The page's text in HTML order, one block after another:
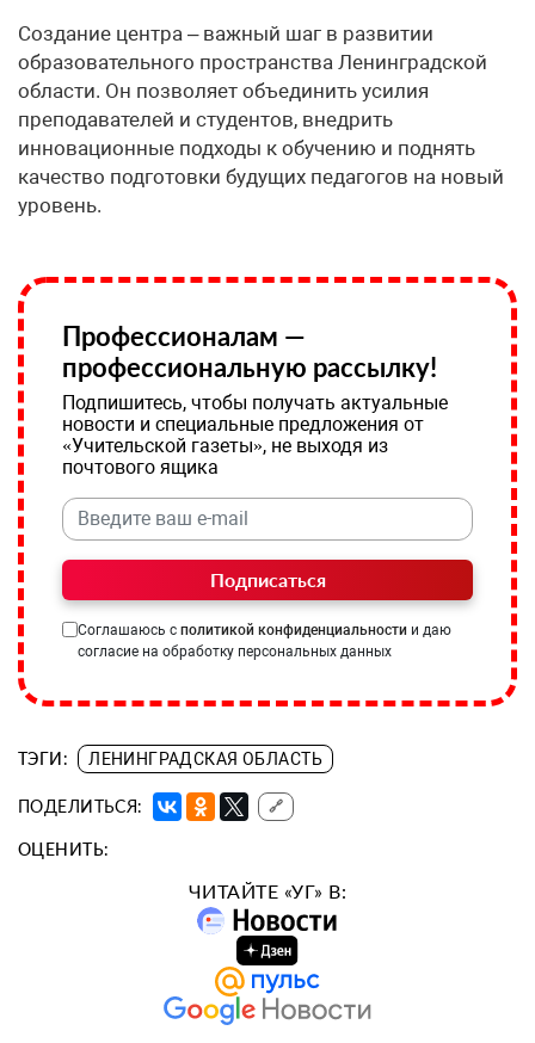
Создание центра – важный шаг в развитии
образовательного пространства Ленинградской
области. Он позволяет объединить усилия
преподавателей и студентов, внедрить
инновационные подходы к обучению и поднять
качество подготовки будущих педагогов на новый
уровень.
Профессионалам —
профессиональную рассылку!
Подпишитесь, чтобы получать актуальные
новости и специальные предложения от
«Учительской газеты», не выходя из
почтового ящика
Подписаться
Соглашаюсь с политикой конфиденциальности и даю
согласие на обработку персональных данных
ТЭГИ: ЛЕНИНГРАДСКАЯ ОБЛАСТЬ
ПОДЕЛИТЬСЯ: 🔗
ОЦЕНИТЬ:
ЧИТАЙТЕ «УГ» В: